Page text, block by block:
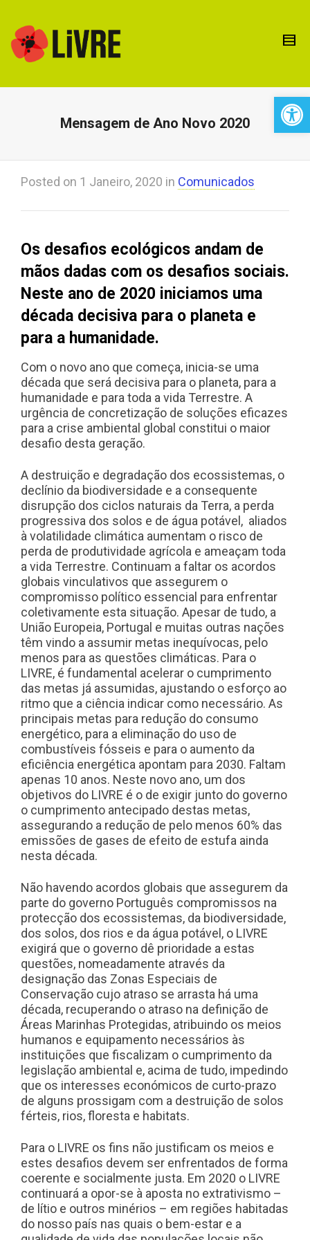
Mensagem de Ano Novo 2020
Posted on 1 Janeiro, 2020 in Comunicados
Os desafios ecológicos andam de
mãos dadas com os desafios sociais.
Neste ano de 2020 iniciamos uma
década decisiva para o planeta e
para a humanidade.
Com o novo ano que começa, inicia-se uma
década que será decisiva para o planeta, para a
humanidade e para toda a vida Terrestre. A
urgência de concretização de soluções eficazes
para a crise ambiental global constitui o maior
desafio desta geração.
A destruição e degradação dos ecossistemas, o
declínio da biodiversidade e a consequente
disrupção dos ciclos naturais da Terra, a perda
progressiva dos solos e de água potável, aliados
à volatilidade climática aumentam o risco de
perda de produtividade agrícola e ameaçam toda
a vida Terrestre. Continuam a faltar os acordos
globais vinculativos que assegurem o
compromisso político essencial para enfrentar
coletivamente esta situação. Apesar de tudo, a
União Europeia, Portugal e muitas outras nações
têm vindo a assumir metas inequívocas, pelo
menos para as questões climáticas. Para o
LIVRE, é fundamental acelerar o cumprimento
das metas já assumidas, ajustando o esforço ao
ritmo que a ciência indicar como necessário. As
principais metas para redução do consumo
energético, para a eliminação do uso de
combustíveis fósseis e para o aumento da
eficiência energética apontam para 2030. Faltam
apenas 10 anos. Neste novo ano, um dos
objetivos do LIVRE é o de exigir junto do governo
o cumprimento antecipado destas metas,
assegurando a redução de pelo menos 60% das
emissões de gases de efeito de estufa ainda
nesta década.
Não havendo acordos globais que assegurem da
parte do governo Português compromissos na
protecção dos ecossistemas, da biodiversidade,
dos solos, dos rios e da água potável, o LIVRE
exigirá que o governo dê prioridade a estas
questões, nomeadamente através da
designação das Zonas Especiais de
Conservação cujo atraso se arrasta há uma
década, recuperando o atraso na definição de
Áreas Marinhas Protegidas, atribuindo os meios
humanos e equipamento necessários às
instituições que fiscalizam o cumprimento da
legislação ambiental e, acima de tudo, impedindo
que os interesses económicos de curto-prazo
de alguns prossigam com a destruição de solos
férteis, rios, floresta e habitats.
Para o LIVRE os fins não justificam os meios e
estes desafios devem ser enfrentados de forma
coerente e socialmente justa. Em 2020 o LIVRE
continuará a opor-se à aposta no extrativismo –
de lítio e outros minérios – em regiões habitadas
do nosso país nas quais o bem-estar e a